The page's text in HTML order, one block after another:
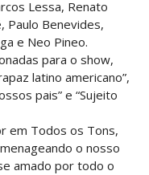
Lessa, Renato
Paulo Benevides,
e Neo Pineo.
para o show,
latino americano”,
pais” e “Sujeito
em Todos os Tons,
o nosso
amado por todo o